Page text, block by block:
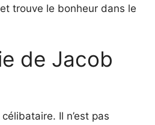
trouve le bonheur dans le
de Jacob
Il n’est pas